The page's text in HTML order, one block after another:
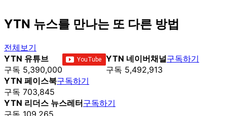
YTN 뉴스를 만나는 또 다른 방법
전체보기
YTN 유튜브
구독 5,390,000
YTN 네이버채널
구독 5,492,913
구독하기
YTN 페이스북
구독 703,845
구독하기
YTN 리더스 뉴스레터
구독 109,265
구독하기